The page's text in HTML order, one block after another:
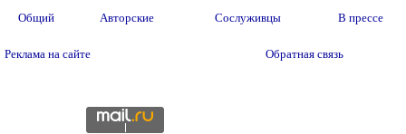
Общий Авторские Сослуживцы В прессе
Реклама на сайте Обратная связь